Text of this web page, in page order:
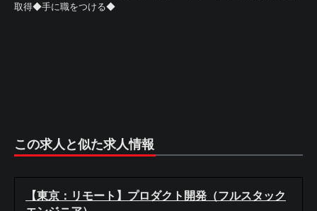
取得◆手に職をつける◆
この求人と似た求人情報
【東京：リモート】プロダクト開発（フルスタック